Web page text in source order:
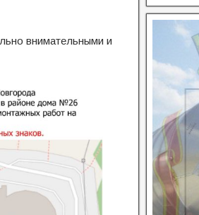
внимательными и